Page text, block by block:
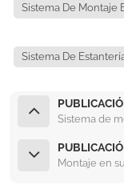
Sistema De Montaje
Sistema De
Sistema de
Montaje en